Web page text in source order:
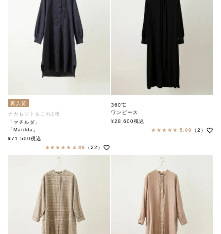
再入荷
ナカもソトもこれ1枚
「マチルダ」
「Matilda」
soutiencollar（ステンカラー）
¥71,500税込
4.86
（22）
360℃
ワンピース
360ド
¥28,600税込
5.00
（2）